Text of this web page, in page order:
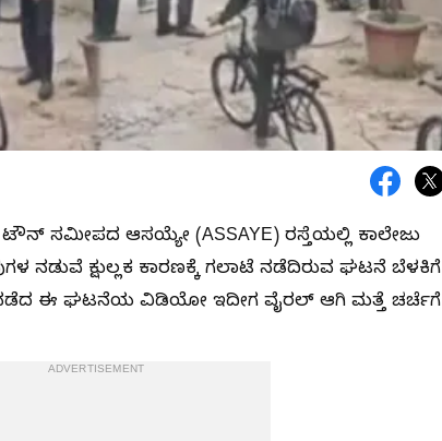
ಸಮೀಪದ ಆಸಯ್ಯೇ (ASSAYE) ರಸ್ತೆಯಲ್ಲಿ ಕಾಲೇಜು
ನಡುವೆ ಕ್ಷುಲ್ಲಕ ಕಾರಣಕ್ಕೆ ಗಲಾಟೆ ನಡೆದಿರುವ ಘಟನೆ ಬೆಳಕಿಗೆ
ಈ ಘಟನೆಯ ವಿಡಿಯೋ ಇದೀಗ ವೈರಲ್ ಆಗಿ ಮತ್ತೆ ಚರ್ಚೆಗೆ
ADVERTISEMENT